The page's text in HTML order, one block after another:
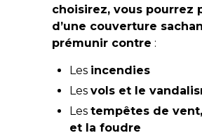
choisirez, vous pourrez
d’une couverture
prémunir contre :
Les incendies
Les vols et le
Les tempêtes de
et la foudre